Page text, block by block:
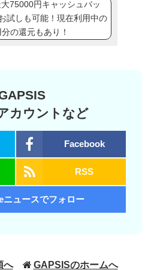
大75000円キャッシュバッ
試しも可能！現在利用中の
の還元もあり！
カウントなど
Facebook
RSS
ニュースでフォロー
へ GAPSISのホームへ